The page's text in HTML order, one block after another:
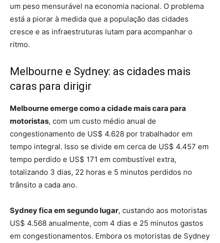
um peso mensurável na economia nacional. O problema
está a piorar à medida que a população das cidades
cresce e as infraestruturas lutam para acompanhar o
ritmo.
Melbourne e Sydney: as cidades mais
caras para dirigir
Melbourne emerge como a cidade mais cara para
motoristas, com um custo médio anual de
congestionamento de US$ 4.628 por trabalhador em
tempo integral. Isso se divide em cerca de US$ 4.457 em
tempo perdido e US$ 171 em combustível extra,
totalizando 3 dias, 22 horas e 5 minutos perdidos no
trânsito a cada ano.
Sydney fica em segundo lugar, custando aos motoristas
US$ 4.568 anualmente, com 4 dias e 25 minutos gastos
em congestionamentos. Embora os motoristas de Sydney